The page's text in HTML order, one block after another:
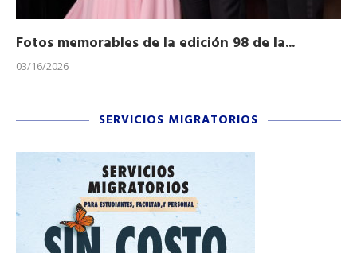
Fotos memorables de la edición 98 de la...
03/16/2026
SERVICIOS MIGRATORIOS